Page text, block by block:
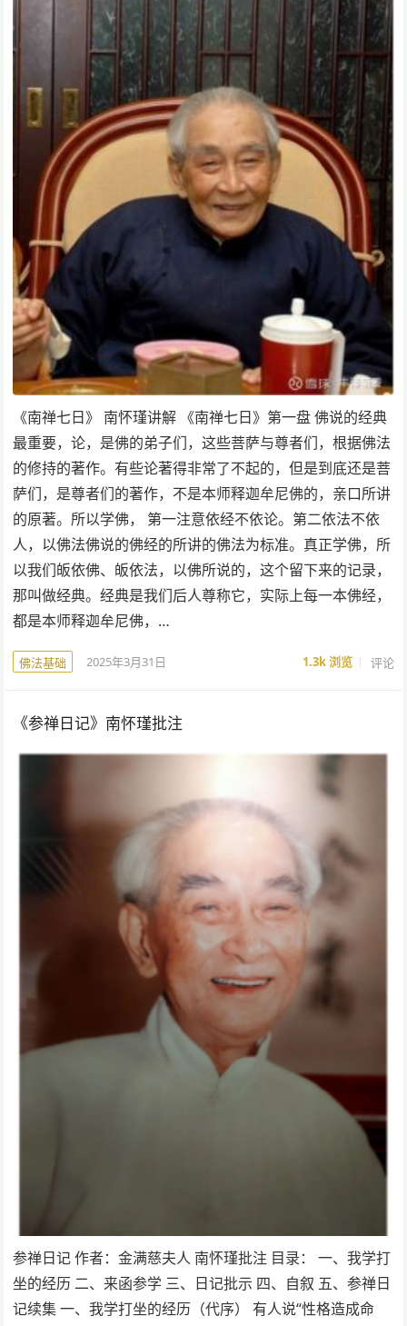
《南禅七日》 南怀瑾讲解 《南禅七日》第一盘 佛说的经典
最重要，论，是佛的弟子们，这些菩萨与尊者们，根据佛法
的修持的著作。有些论著得非常了不起的，但是到底还是菩
萨们，是尊者们的著作，不是本师释迦牟尼佛的，亲口所讲
的原著。所以学佛， 第一注意依经不依论。第二依法不依
人，以佛法佛说的佛经的所讲的佛法为标准。真正学佛，所
以我们皈依佛、皈依法，以佛所说的，这个留下来的记录，
那叫做经典。经典是我们后人尊称它，实际上每一本佛经，
都是本师释迦牟尼佛，…
佛法基础 2025年3月31日 1.3k浏览 评论
《参禅日记》南怀瑾批注
参禅日记 作者：金满慈夫人 南怀瑾批注 目录： 一、我学打
坐的经历 二、来函参学 三、日记批示 四、自叙 五、参禅日
记续集 一、我学打坐的经历（代序） 有人说“性格造成命